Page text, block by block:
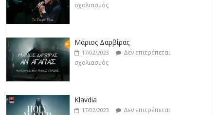
σχολιασμός
Klavdia
17/02/2023
Δεν επιτρέπεται
σχολιασμός
Άρτεμις Ρέντζιου
19/02/2023
Δεν επιτρέπεται